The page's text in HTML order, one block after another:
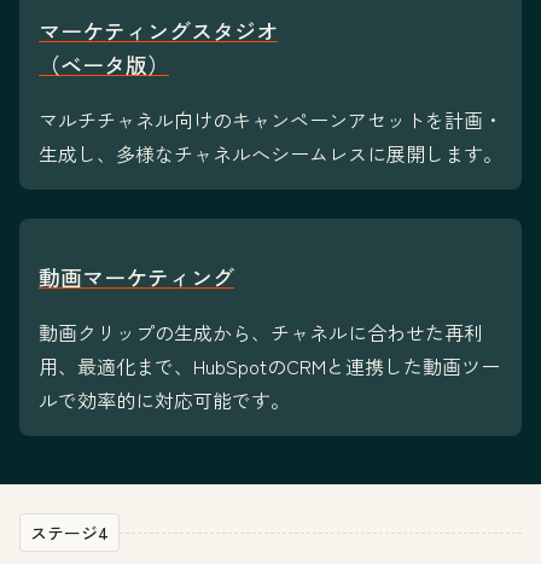
マーケティングスタジオ
（ベータ版）
マルチチャネル向けのキャンペーンアセットを計画・
生成し、多様なチャネルへシームレスに展開します。
動画マーケティング
動画クリップの生成から、チャネルに合わせた再利
用、最適化まで、HubSpotのCRMと連携した動画ツー
ルで効率的に対応可能です。
ステージ4